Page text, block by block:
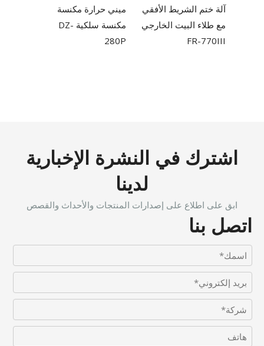
ميني حرارة مكنسة
مكنسة سلكية DZ-
280P
آلة ختم الشريط الأفقي
مع طلاء البيت الخارجي
FR-770III
اشترك في النشرة الإخبارية
لدينا
ابق على اطلاع على إصدارات المنتجات والأحداث والقصص
اتصل بنا